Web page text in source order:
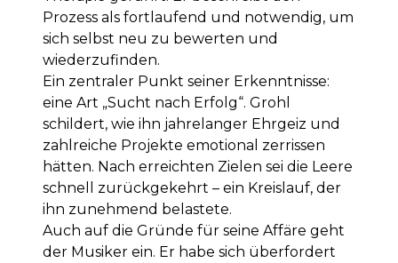
Prozess als fortlaufend und notwendig, um
sich selbst neu zu bewerten und
wiederzufinden.
Ein zentraler Punkt seiner Erkenntnisse:
eine Art „Sucht nach Erfolg“. Grohl
schildert, wie ihn jahrelanger Ehrgeiz und
zahlreiche Projekte emotional zerrissen
hätten. Nach erreichten Zielen sei die Leere
schnell zurückgekehrt – ein Kreislauf, der
ihn zunehmend belastete.
Auch auf die Gründe für seine Affäre geht
der Musiker ein. Er habe sich überfordert